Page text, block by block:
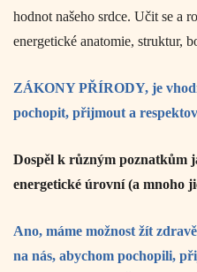
hodnot našeho srdce. Učit se a
energetické anatomie, struktur,
ZÁKONY PŘÍRODY, je
pochopit, přijmout a
Dospěl k různým poznatkům
energetické úrovní (a mnoho
Ano, máme možnost žít
na nás, abychom pochopili,